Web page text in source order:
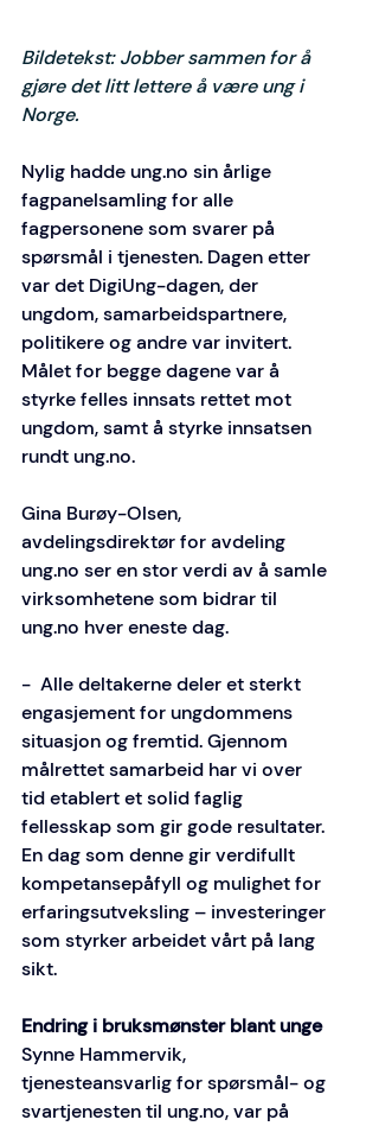
Bildetekst: Jobber sammen for å
gjøre det litt lettere å være ung i
Norge.
Nylig hadde ung.no sin årlige
fagpanelsamling for alle
fagpersonene som svarer på
spørsmål i tjenesten. Dagen etter
var det DigiUng-dagen, der
ungdom, samarbeidspartnere,
politikere og andre var invitert.
Målet for begge dagene var å
styrke felles innsats rettet mot
ungdom, samt å styrke innsatsen
rundt ung.no.
Gina Burøy-Olsen,
avdelingsdirektør for avdeling
ung.no ser en stor verdi av å samle
virksomhetene som bidrar til
ung.no hver eneste dag.
-  Alle deltakerne deler et sterkt
engasjement for ungdommens
situasjon og fremtid. Gjennom
målrettet samarbeid har vi over
tid etablert et solid faglig
fellesskap som gir gode resultater.
En dag som denne gir verdifullt
kompetansepåfyll og mulighet for
erfaringsutveksling – investeringer
som styrker arbeidet vårt på lang
sikt.
Endring i bruksmønster blant unge
Synne Hammervik,
tjenesteansvarlig for spørsmål- og
svartjenesten til ung.no, var på